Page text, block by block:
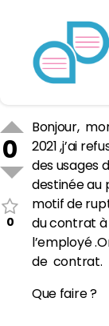
0
0
Bonjour,
2021 ,j’ai
des usages
destinée au
motif de
du contrat à
l’employé
de contrat.
Que faire ?